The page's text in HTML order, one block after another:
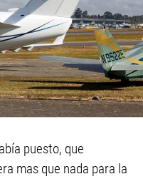
puesto, que
mas que nada para la